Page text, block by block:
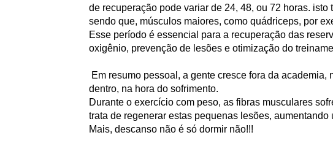
de recuperação pode variar de 24, 48, ou 72 horas.
sendo que, músculos maiores, como quádriceps, por
Esse período é essencial para a recuperação das
oxigênio, prevenção de lesões e otimização do
Em resumo pessoal, a gente cresce fora da
dentro, na hora do sofrimento.
Durante o exercício com peso, as fibras musculares
trata de regenerar estas pequenas lesões,
Mais, descanso não é só dormir não!!!